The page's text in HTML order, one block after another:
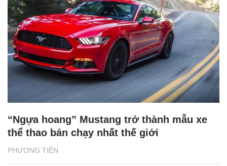
PHƯƠNG TIỆN
“Ngựa hoang” Mustang trở thành mẫu xe
thể thao bán chạy nhất thế giới